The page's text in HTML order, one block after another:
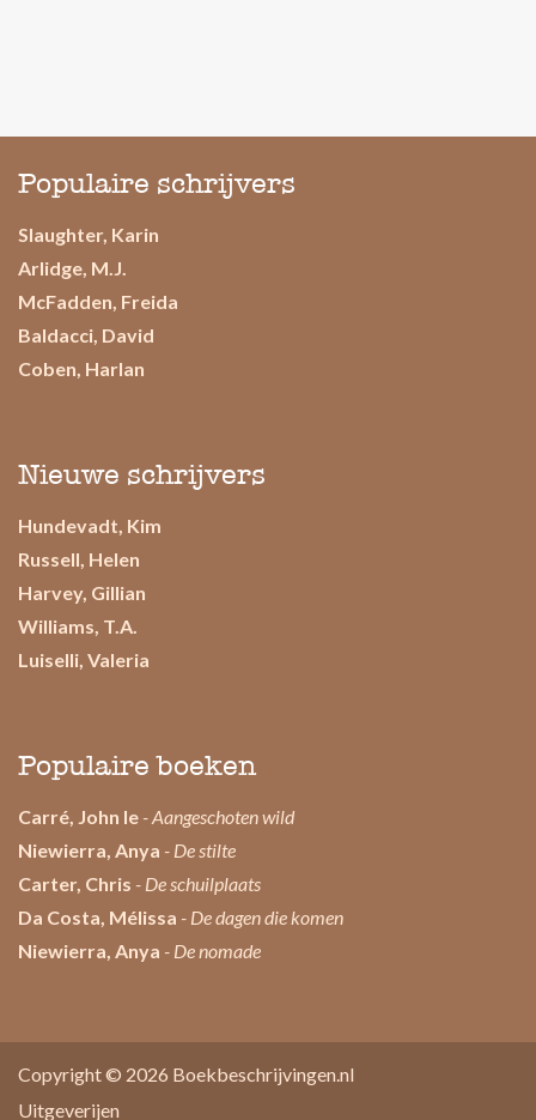
Populaire schrijvers
Slaughter, Karin
Arlidge, M.J.
McFadden, Freida
Baldacci, David
Coben, Harlan
Nieuwe schrijvers
Hundevadt, Kim
Russell, Helen
Harvey, Gillian
Williams, T.A.
Luiselli, Valeria
Populaire boeken
Carré, John le - Aangeschoten wild
Niewierra, Anya - De stilte
Carter, Chris - De schuilplaats
Da Costa, Mélissa - De dagen die komen
Niewierra, Anya - De nomade
Copyright © 2026 Boekbeschrijvingen.nl
Uitgeverijen